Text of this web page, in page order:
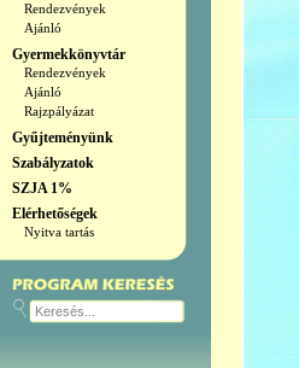
Rendezvények
Ajánló
Gyermekkönyvtár
Rendezvények
Ajánló
Rajzpályázat
Gyűjteményünk
Szabályzatok
SZJA 1%
Elérhetőségek
Nyitva tartás